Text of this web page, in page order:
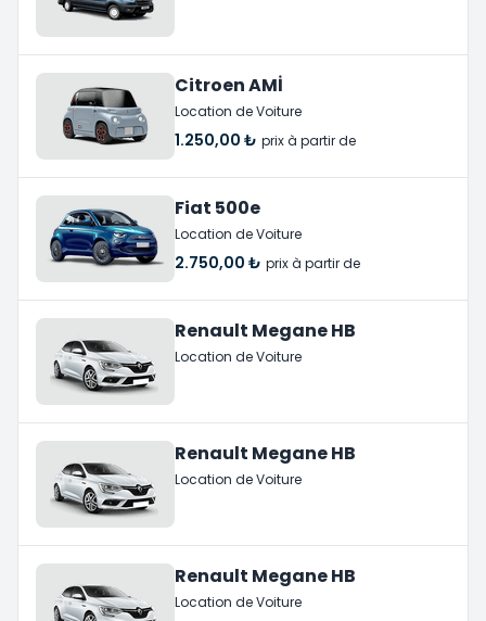
Citroen AMİ
Location de Voiture
1.250,00 ₺ prix à partir de
Fiat 500e
Location de Voiture
2.750,00 ₺ prix à partir de
Renault Megane HB
Location de Voiture
Renault Megane HB
Location de Voiture
Renault Megane HB
Location de Voiture